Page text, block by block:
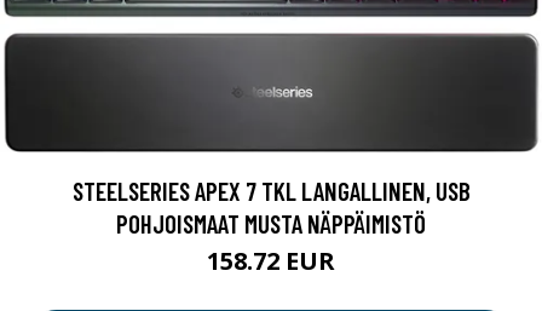
STEELSERIES APEX 7 TKL LANGALLINEN, USB
POHJOISMAAT MUSTA NÄPPÄIMISTÖ
158.72 EUR